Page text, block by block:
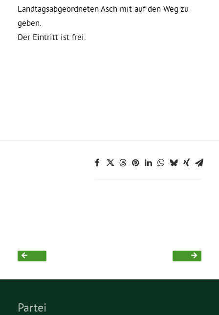
Mitglied werden
Kontakt
Landtagsabgeordneten Asch mit auf den Weg zu
geben.
Der Eintritt ist frei.
Partei